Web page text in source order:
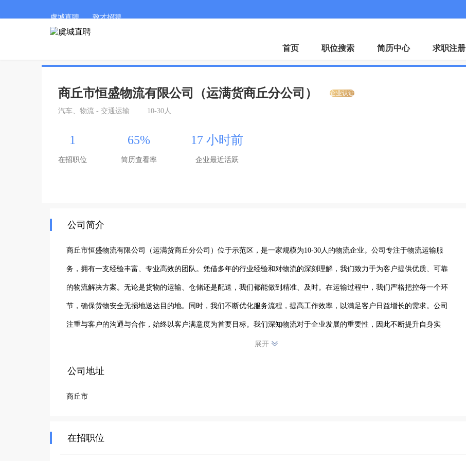
虞城直聘 致才招聘
首页 职位搜索 简历中心 求职注册
商丘市恒盛物流有限公司（运满货商丘分公司） 企业认证
汽车、物流 - 交通运输 10-30人
1
在招职位
65%
简历查看率
17 小时前
企业最近活跃
公司简介
商丘市恒盛物流有限公司（运满货商丘分公司）位于示范区，是一家规模为10-30人的物流企业。公司专注于物流运输服
务，拥有一支经验丰富、专业高效的团队。凭借多年的行业经验和对物流的深刻理解，我们致力于为客户提供优质、可靠
的物流解决方案。无论是货物的运输、仓储还是配送，我们都能做到精准、及时。在运输过程中，我们严格把控每一个环
节，确保货物安全无损地送达目的地。同时，我们不断优化服务流程，提高工作效率，以满足客户日益增长的需求。公司
注重与客户的沟通与合作，始终以客户满意度为首要目标。我们深知物流对于企业发展的重要性，因此不断提升自身实
力，力求为客户创造更大的价值。选择商丘市恒盛物流有限公司（运满货商丘分公司），就是选择专业、选择放心、选择
展开
公司地址
商丘市
在招职位